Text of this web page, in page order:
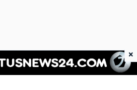
Juventus News 24
×